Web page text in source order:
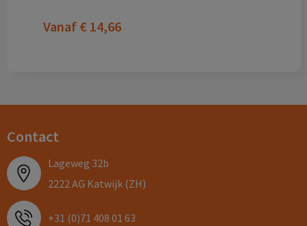
Vanaf € 14,66
Contact
Lageweg 32b
2222 AG Katwijk (ZH)
+31 (0)71 408 01 63